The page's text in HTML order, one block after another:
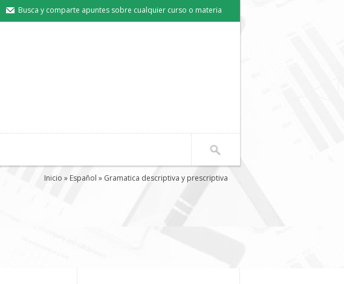
Busca y comparte apuntes sobre cualquier curso o materia
Inicio » Español » Gramatica descriptiva y prescriptiva